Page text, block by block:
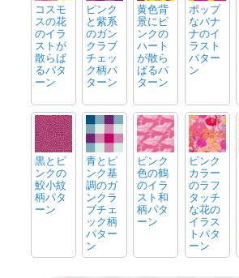
コスモ
スの花
のイラ
ストが
散らば
るパタ
ーン
ピンク
と紫系
のガン
クラブ
チェッ
ク柄パ
ターン
黄色背
景にピ
ンクの
ハート
が散ら
ばるパ
ターン
ポップ
なバナ
ナのイ
ラスト
パター
ン
黒とピ
ンクの
鮫小紋
柄パタ
ーン
青とピ
ンク基
調のガ
ンクラ
ブチェ
ック柄
パター
ン
ピンク
色の鶴
のイラ
スト和
柄パタ
ーン
ピンク
カラー
のラフ
タッチ
な花の
イラス
トパタ
ーン